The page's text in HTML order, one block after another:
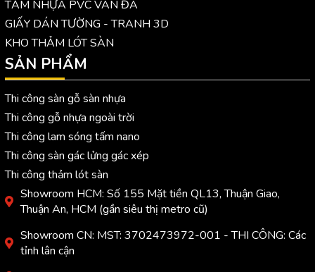
TẤM NHỰA PVC VÂN ĐÁ
GIẤY DÁN TƯỜNG - TRANH 3D
KHO THẢM LÓT SÀN
SẢN PHẨM
Thi công sàn gỗ sàn nhựa
Thi công gỗ nhựa ngoài trời
Thi công lam sóng tấm nano
Thi công sàn gác lửng gác xép
Thi công thảm lót sàn
Showroom HCM: Số 155 Mặt tiền QL13, Thuận Giao,
Thuận An, HCM (gần siêu thị metro cũ)
Showroom CN: MST: 3702473972-001 - THI CÔNG: Các
tỉnh lân cận